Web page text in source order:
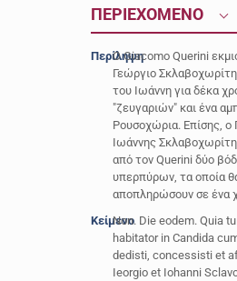
ΠΕΡΙΕΧΟΜΕΝΟ
Περίληψη
O Giacomo Querini
Γεώργιο Σκλαβοχωρίτη
του Ιωάννη για δέκα
"ζευγαριών" και ένα
Ρουσοχώρια. Επίσης, ο
Ιωάννης
από τον Querini δύο
υπερπύρων, τα οποία
αποπληρώσουν σε ένα
ΚείμενοNon. Die eodem. Quia
habitator in Candida
dedisti, concessisti et
Ieorgio et Iohanni